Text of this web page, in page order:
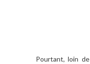
Pourtant, loin